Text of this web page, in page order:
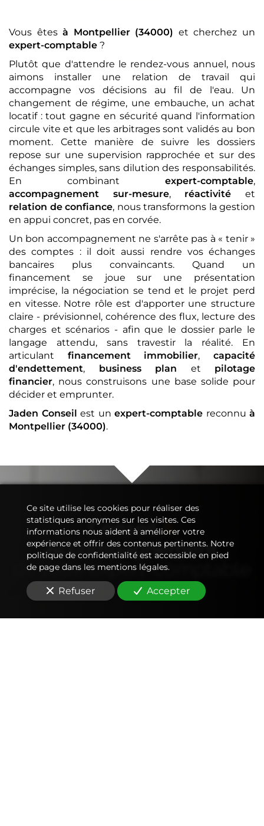
Vous êtesà Montpellier (34000) et cherchez un
expert-comptable ?
Plutôt que d'attendre le rendez-vous annuel, nous
aimons installer une relation de travail qui
accompagne vos décisions au fil de l'eau. Un
changement de régime, une embauche, un achat
locatif : tout gagne en sécurité quand l'information
circule vite et que les arbitrages sont validés au bon
moment. Cette manière de suivre les dossiers
repose sur une supervision rapprochée et sur des
échanges simples, sans dilution des responsabilités.
En combinant expert-comptable,
accompagnement sur-mesure, réactivité et
relation de confiance, nous transformons la gestion
en appui concret, pas en corvée.
Un bon accompagnement ne s'arrête pas à « tenir »
des comptes : il doit aussi rendre vos échanges
bancaires plus convaincants. Quand un
financement se joue sur une présentation
imprécise, la négociation se tend et le projet perd
en vitesse. Notre rôle est d'apporter une structure
claire - prévisionnel, cohérence des flux, lecture des
charges et scénarios - afin que le dossier parle le
langage attendu, sans travestir la réalité. En
articulant financement immobilier,capacité
d'endettement, business plan et pilotage
financier, nous construisons une base solide pour
décider et emprunter.
Jaden Conseil est un expert-comptable reconnu à
Montpellier (34000).
Conseil&
Accompagnement
de votreexpert-comptable
Ce site utilise les cookies pour réaliser des
statistiques anonymes sur les visites. Ces
informations nous aident à améliorer votre
expérience et offrir des contenus pertinents. Notre
politique de confidentialité est accessible en pied
de page dans les mentions légales.
Refuser Accepter